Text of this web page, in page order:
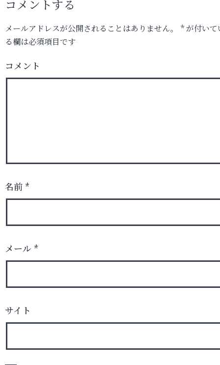
コメントする
メールアドレスが公開されることはありません。 *が付いて
る欄は必須項目です
コメント
名前 *
メール *
サイト